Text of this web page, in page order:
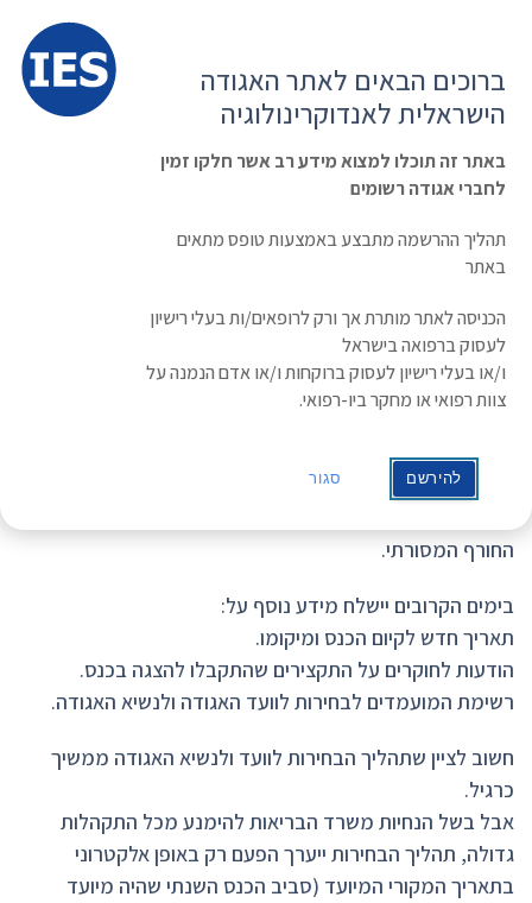
הרשמה ועדכון נתונים
כניסת חברים
ראשי » משולחן האגודה »
הודעה חשובה: דחיית הכנס השנתי של
האגודה הישראלית לאנדוקרינולוגיה
תאריך: 11/03/2020
בצל מגיפת הקורונה אנו נאלצים לדחות את הכנס השנתי.
החורף המסורתי.
בימים הקרובים יישלח מידע נוסף על:
תאריך חדש לקיום הכנס ומיקומו.
הודעות לחוקרים על התקצירים שהתקבלו להצגה בכנס.
רשימת המועמדים לבחירות לוועד האגודה ולנשיא האגודה.
חשוב לציין שתהליך הבחירות לוועד ולנשיא האגודה ממשיך
כרגיל.
אבל בשל הנחיות משרד הבריאות להימנע מכל התקהלות
גדולה, תהליך הבחירות ייערך הפעם רק באופן אלקטרוני
בתאריך המקורי המיועד (סביב הכנס השנתי שהיה מיועד
ברוכים הבאים לאתר האגודה
הישראלית לאנדוקרינולוגיה
באתר זה תוכלו למצוא מידע רב אשר חלקו זמין
לחברי אגודה רשומים
תהליך ההרשמה מתבצע באמצעות טופס מתאים
באתר
הכניסה לאתר מותרת אך ורק לרופאים/ות בעלי רישיון
לעסוק ברפואה בישראל
ו/או בעלי רישיון לעסוק ברוקחות ו/או אדם הנמנה על
צוות רפואי או מחקר ביו-רפואי.
להירשם סגור